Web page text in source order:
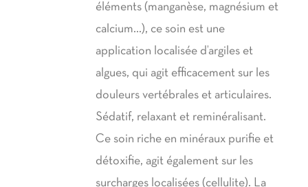
éléments (manganèse, magnésium et
calcium…), ce soin est une
application localisée d’argiles et
algues, qui agit efficacement sur les
douleurs vertébrales et articulaires.
Sédatif, relaxant et reminéralisant.
Ce soin riche en minéraux purifie et
détoxifie, agit également sur les
surcharges localisées (cellulite). La